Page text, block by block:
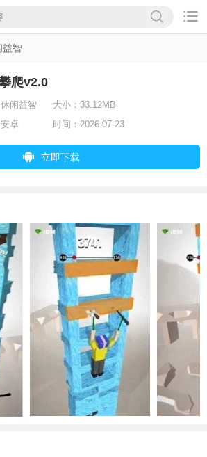

益智
爬v2.0
休闲益智 大小： 33.12MB
安卓 时间： 2026-07-23
立即下载